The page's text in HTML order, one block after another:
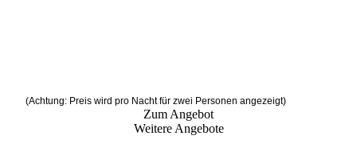
(Achtung: Preis wird pro Nacht für zwei Personen angezeigt)
Zum Angebot
Weitere Angebote